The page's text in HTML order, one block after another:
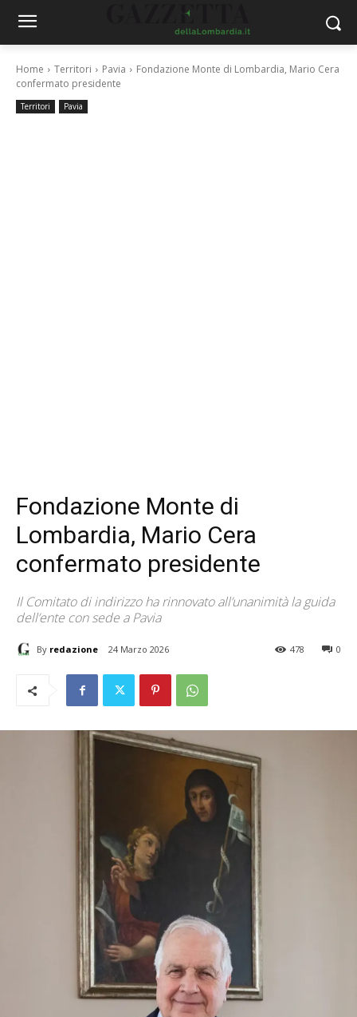
Home Territori Pavia
Fondazione Monte di Lombardia, Mario Cera
confermato presidente
Territori Pavia
Fondazione Monte di
Lombardia, Mario Cera
confermato presidente
Il Comitato di indirizzo ha rinnovato all’unanimità la guida
dell’ente con sede a Pavia
By redazione 24 Marzo 2026 0
478